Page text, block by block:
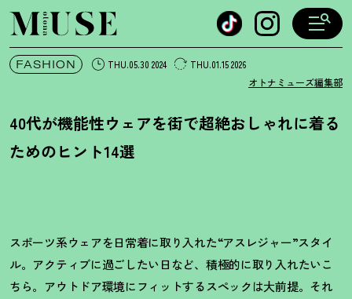
オトナミューズ ウェブ
FASHION THU.05.30 2024 THU.01.15 2026
オトナミューズ編集部
40代が機能性ウェアを街で超絶おしゃれに着る
ためのヒント14選
スポーツ系ウェアを日常着に取り入れた“アスレジャー”スタイ
ル。アクティブに過ごしたい日など、積極的に取り入れたいこ
ちら。アウトドア環境にフィットするスペックは大前提。それ